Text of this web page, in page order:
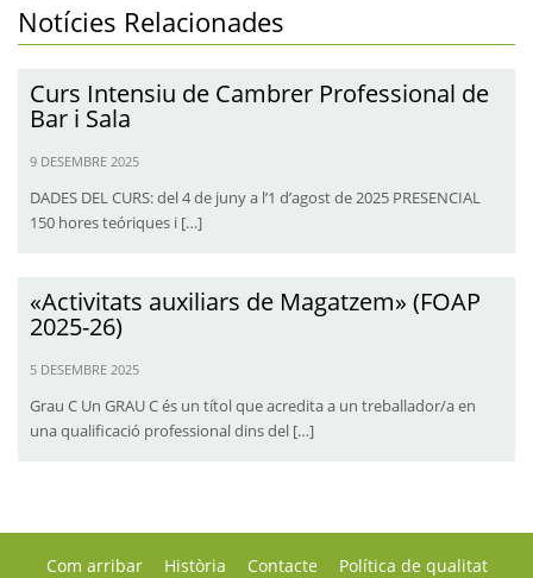
Notícies Relacionades
Curs Intensiu de Cambrer Professional de
Bar i Sala
9 DESEMBRE 2025
DADES DEL CURS: del 4 de juny a l’1 d’agost de 2025 PRESENCIAL
150 hores teóriques i […]
«Activitats auxiliars de Magatzem» (FOAP
2025-26)
5 DESEMBRE 2025
Grau C Un GRAU C és un títol que acredita a un treballador/a en
una qualificació professional dins del […]
Com arribar Història Contacte
Política de qualitat